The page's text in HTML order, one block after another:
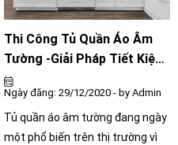
Thi Công Tủ Quần Áo Âm
Tường -Giải Pháp Tiết Kiệm
Cho Không Gian Nhà Bạn
Ngày đăng: 29/12/2020 - by Admin
Tủ quần áo âm tường đang ngày
một phổ biến trên thị trường vì